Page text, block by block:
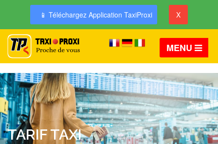
📱 Téléchargez Application TaxiProxi X
MENU
TARIF TAXI